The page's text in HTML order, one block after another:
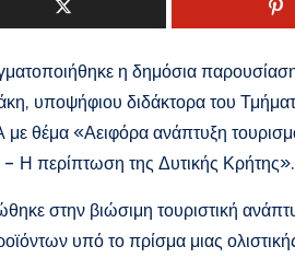
η δημόσια παρουσίαση
υποψήφιου διδάκτορα του
θέμα «Αειφόρα ανάπτυξη
Η περίπτωση της Δυτικής Κρήτης».
στην βιώσιμη τουριστική
υπό το πρίσμα μιας